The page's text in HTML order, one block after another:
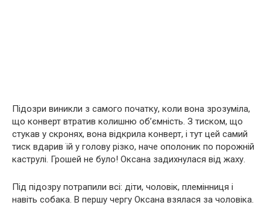
Підозри виникли з самого початку, коли вона зрозуміла,
що конверт втратив колишню об’ємність. З тиском, що
стукав у скронях, вона відкрила конверт, і тут цей самий
тиск вдарив їй у голову різко, наче ополоник по порожній
каструлі. Грошей не було! Оксана задихнулася від жаху.
Під підозру потрапили всі: діти, чоловік, племінниця і
навіть собака. В першу чергу Оксана взялася за чоловіка.